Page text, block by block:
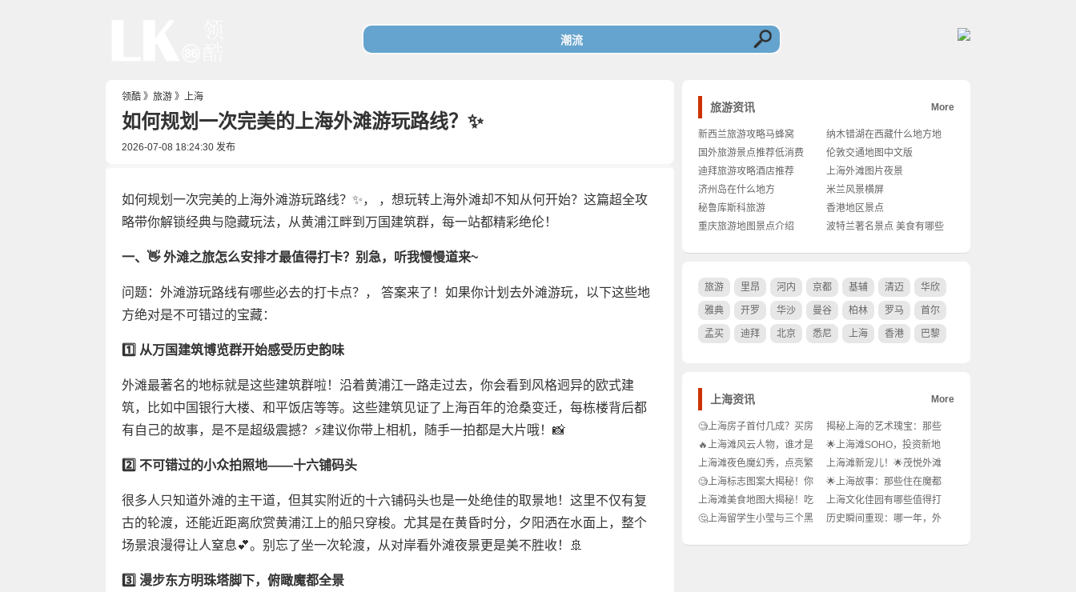
领酷 》 旅游 》 上海
如何规划一次完美的上海外滩游玩路线？✨
2026-07-08 18:24:30 发布
如何规划一次完美的上海外滩游玩路线？✨， ，想玩转上海外滩却不知从何开始？这篇超全攻
略带你解锁经典与隐藏玩法，从黄浦江畔到万国建筑群，每一站都精彩绝伦！
一、👋 外滩之旅怎么安排才最值得打卡？别急，听我慢慢道来~
问题：外滩游玩路线有哪些必去的打卡点？， 答案来了！如果你计划去外滩游玩，以下这些地
方绝对是不可错过的宝藏：
1️⃣ 从万国建筑博览群开始感受历史韵味
外滩最著名的地标就是这些建筑群啦！沿着黄浦江一路走过去，你会看到风格迥异的欧式建
筑，比如中国银行大楼、和平饭店等等。这些建筑见证了上海百年的沧桑变迁，每栋楼背后都
有自己的故事，是不是超级震撼？⚡️建议你带上相机，随手一拍都是大片哦！📸
2️⃣ 不可错过的小众拍照地——十六铺码头
很多人只知道外滩的主干道，但其实附近的十六铺码头也是一处绝佳的取景地！这里不仅有复
古的轮渡，还能近距离欣赏黄浦江上的船只穿梭。尤其是在黄昏时分，夕阳洒在水面上，整个
场景浪漫得让人窒息💕。别忘了坐一次轮渡，从对岸看外滩夜景更是美不胜收！🚢
3️⃣ 漫步东方明珠塔脚下，俯瞰魔都全景
旅游资讯 More
新西兰旅游攻略马蜂窝
纳木错湖在西藏什么地方地
图
国外旅游景点推荐低消费
伦敦交通地图中文版
迪拜旅游攻略酒店推荐
上海外滩图片夜景
济州岛在什么地方
米兰风景横屏
秘鲁库斯科旅游
香港地区景点
重庆旅游地图景点介绍
波特兰著名景点 美食有哪些
旅游 里昂 河内 京都 基辅 清迈 华欣
雅典 开罗 华沙 曼谷 柏林 罗马 首尔
孟买 迪拜 北京 悉尼 上海 香港 巴黎
上海资讯 More
🧐上海房子首付几成？买房
小白必看！😱
揭秘上海的艺术瑰宝：那些
铜雕雕塑背后的匠心故事!
🔥上海滩风云人物，谁才是
真正的城市主角？✨
🌟上海滩SOHO，投资新地
标？买or不买，这道选择题
你做对了吗？!
上海滩夜色魔幻秀，点亮繁
华梦的璀璨瞬间!
上海滩新宠儿！🌟茂悦外滩
酒店，奢华之旅的完美落脚
点!
🧐上海标志图案大揭秘！你
真的了解吗？🤔
🌟上海故事：那些住在魔都
的传奇人物，你不可不知!
上海滩美食地图大揭秘！吃
货们的天堂之旅💖!
上海文化佳园有哪些值得打
卡的文化地标呢？✨
🤔上海留学生小莹与三个黑
历史瞬间重现：哪一年，外